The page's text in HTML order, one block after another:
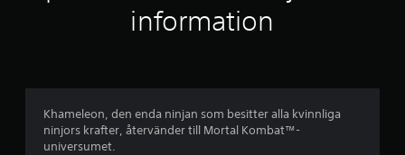
o
r
information
Khameleon, den enda ninjan som besitter alla kvinnliga
ninjors krafter, återvänder till Mortal Kombat™-
universumet.